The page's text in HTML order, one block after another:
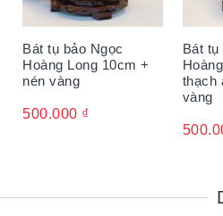
Bát tụ bảo Ngọc
Hoàng Long 10cm +
nén vàng
500.000 ₫
Bát tụ
thạch
vàng